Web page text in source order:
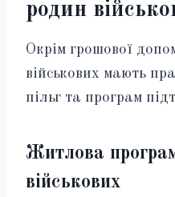
родин
Окрім грошової
військових мають
пільг та програм
Житлова
військових